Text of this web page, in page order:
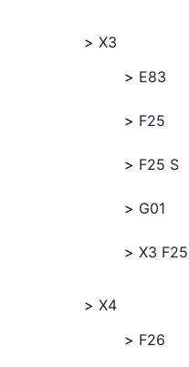
X3
E83
F25
F25 S
G01
X3 F25
X4
F26